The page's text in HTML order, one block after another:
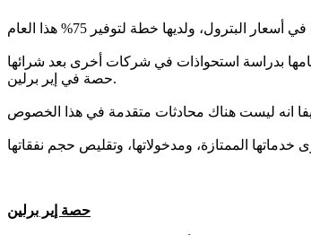
بدراسة استحواذات في شركات أخرى بعد شرائها
حصة في إير برلين.
حصة إير برلين